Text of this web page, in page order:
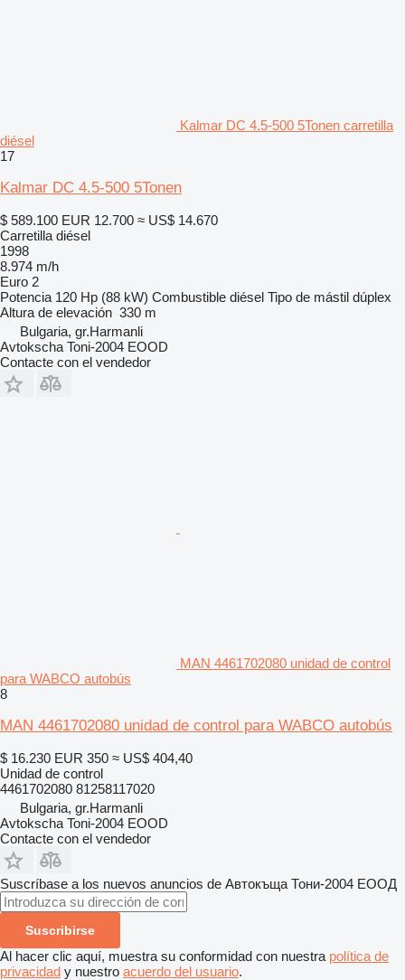
Kalmar DC 4.5-500 5Tonen carretilla
diésel
17
Kalmar DC 4.5-500 5Tonen
$ 589.100 EUR 12.700 ≈ US$ 14.670
Carretilla diésel
1998
8.974 m/h
Euro 2
Potencia 120 Hp (88 kW) Combustible diésel Tipo de mástil dúplex
Altura de elevación 330 m
Bulgaria, gr.Harmanli
Avtokscha Toni-2004 EOOD
Contacte con el vendedor
MAN 4461702080 unidad de control
para WABCO autobús
8
MAN 4461702080 unidad de control para WABCO autobús
$ 16.230 EUR 350 ≈ US$ 404,40
Unidad de control
4461702080 81258117020
Bulgaria, gr.Harmanli
Avtokscha Toni-2004 EOOD
Contacte con el vendedor
Suscríbase a los nuevos anuncios de Автокъща Тони-2004 ЕООД
Suscribirse
Al hacer clic aquí, muestra su conformidad con nuestra política de
privacidad y nuestro acuerdo del usuario.